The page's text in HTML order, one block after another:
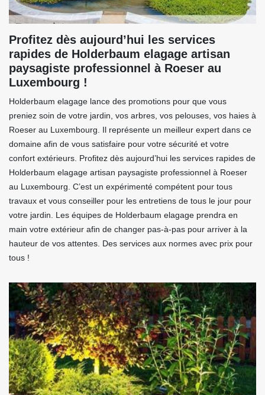
Profitez dès aujourd’hui les services
rapides de Holderbaum elagage artisan
paysagiste professionnel à Roeser au
Luxembourg !
Holderbaum elagage lance des promotions pour que vous
preniez soin de votre jardin, vos arbres, vos pelouses, vos haies à
Roeser au Luxembourg. Il représente un meilleur expert dans ce
domaine afin de vous satisfaire pour votre sécurité et votre
confort extérieurs. Profitez dès aujourd’hui les services rapides de
Holderbaum elagage artisan paysagiste professionnel à Roeser
au Luxembourg. C’est un expérimenté compétent pour tous
travaux et vous conseiller pour les entretiens de tous le jour pour
votre jardin. Les équipes de Holderbaum elagage prendra en
main votre extérieur afin de changer pas-à-pas pour arriver à la
hauteur de vos attentes. Des services aux normes avec prix pour
tous !